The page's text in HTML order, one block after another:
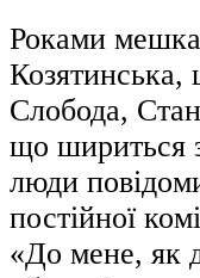
Роками
Козятинська,
Слобода,
що шириться
люди
постійної
«До мене, як